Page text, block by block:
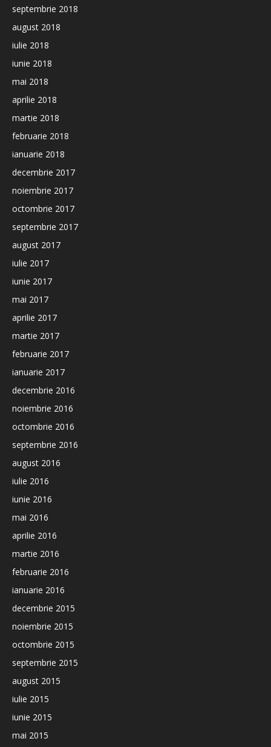
septembrie 2018
august 2018
iulie 2018
iunie 2018
mai 2018
aprilie 2018
martie 2018
februarie 2018
ianuarie 2018
decembrie 2017
noiembrie 2017
octombrie 2017
septembrie 2017
august 2017
iulie 2017
iunie 2017
mai 2017
aprilie 2017
martie 2017
februarie 2017
ianuarie 2017
decembrie 2016
noiembrie 2016
octombrie 2016
septembrie 2016
august 2016
iulie 2016
iunie 2016
mai 2016
aprilie 2016
martie 2016
februarie 2016
ianuarie 2016
decembrie 2015
noiembrie 2015
octombrie 2015
septembrie 2015
august 2015
iulie 2015
iunie 2015
mai 2015